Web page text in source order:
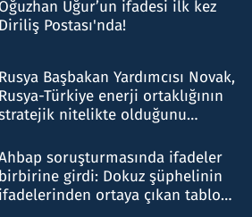
Oğuzhan Uğur’un ifadesi ilk kez
Diriliş Postası'nda!
Rusya Başbakan Yardımcısı Novak,
Rusya-Türkiye enerji ortaklığının
nitelikte olduğunu
soruşturmasında ifadeler
birbirine girdi: Dokuz şüphelinin
ifadelerinden ortaya çıkan tablo